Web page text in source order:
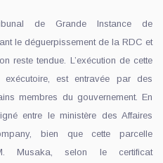
de Grande Instance de
le déguerpissement de la RDC et
reste tendue. L’exécution de cette
est entravée par des
membres du gouvernement. En
entre le ministère des Affaires
bien que cette parcelle
Musaka, selon le certificat